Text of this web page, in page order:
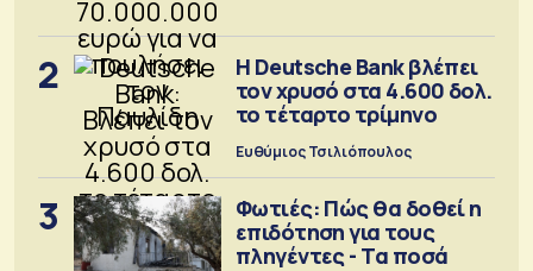
2
Η Deutsche Bank βλέπει
τον χρυσό στα 4.600 δολ.
το τέταρτο τρίμηνο
Ευθύμιος Τσιλιόπουλος
3
Φωτιές: Πώς θα δοθεί η
επιδότηση για τους
πληγέντες - Τα ποσά